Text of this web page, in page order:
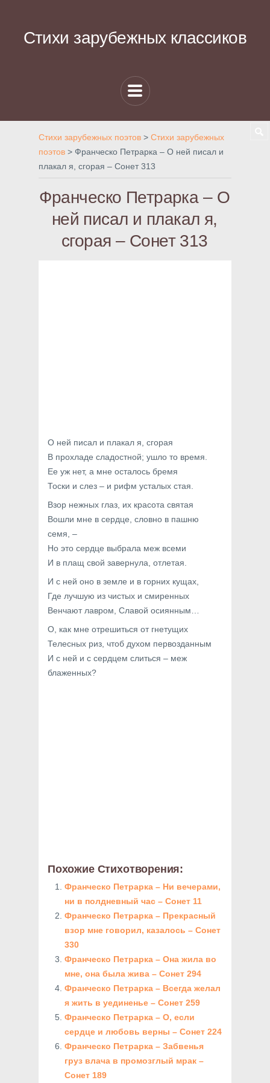
Стихи зарубежных классиков
Стихи зарубежных поэтов > Стихи зарубежных
поэтов > Франческо Петрарка – О ней писал и
плакал я, сгорая – Сонет 313
Франческо Петрарка – О
ней писал и плакал я,
сгорая – Сонет 313
О ней писал и плакал я, сгорая
В прохладе сладостной; ушло то время.
Ее уж нет, а мне осталось бремя
Тоски и слез – и рифм усталых стая.
Взор нежных глаз, их красота святая
Вошли мне в сердце, словно в пашню
семя, –
Но это сердце выбрала меж всеми
И в плащ свой завернула, отлетая.
И с ней оно в земле и в горних кущах,
Где лучшую из чистых и смиренных
Венчают лавром, Славой осиянным…
О, как мне отрешиться от гнетущих
Телесных риз, чтоб духом первозданным
И с ней и с сердцем слиться – меж
блаженных?
Похожие Стихотворения:
Франческо Петрарка – Ни вечерами,
ни в полдневный час – Сонет 11
Франческо Петрарка – Прекрасный
взор мне говорил, казалось – Сонет
330
Франческо Петрарка – Она жила во
мне, она была жива – Сонет 294
Франческо Петрарка – Всегда желал
я жить в уединенье – Сонет 259
Франческо Петрарка – О, если
сердце и любовь верны – Сонет 224
Франческо Петрарка – Забвенья
груз влача в промозглый мрак –
Сонет 189